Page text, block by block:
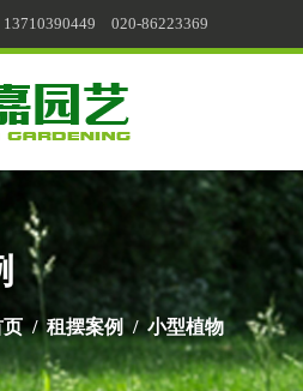
13710390449 020-86223369
页/租摆案例 / 小型植物